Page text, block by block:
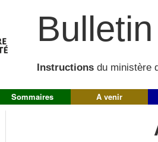
Instructions du ministère
Sommaires A venir